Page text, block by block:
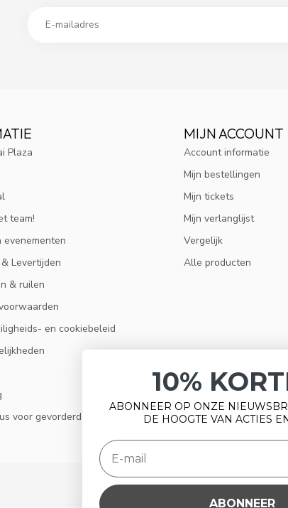
Plaza
team!
evenementen
Levertijden
& ruilen
en cookiebeleid
voor gevorderden
MIJN ACCOUNT
Account informatie
Mijn bestellingen
Mijn tickets
Mijn verlanglijst
Vergelijk
Alle producten
10%
ABONNEER OP ONZE
DE HOOGTE VAN ACTIES
ABONNEER